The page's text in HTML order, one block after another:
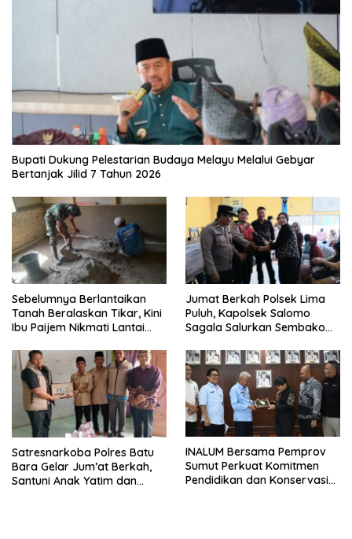
Bupati Dukung Pelestarian Budaya Melayu Melalui Gebyar
Bertanjak Jilid 7 Tahun 2026
Sebelumnya Berlantaikan
Tanah Beralaskan Tikar, Kini
Ibu Paijem Nikmati Lantai
Satgas TMMD Ke-129 Kodim
0208/Asahan
Jumat Berkah Polsek Lima
Puluh, Kapolsek Salomo
Sagala Salurkan Sembako
Gambus
Satresnarkoba Polres Batu
Bara Gelar Jum’at Berkah,
Santuni Anak Yatim dan
INALUM Bersama Pemprov
Sumut Perkuat Komitmen
Pendidikan dan Konservasi